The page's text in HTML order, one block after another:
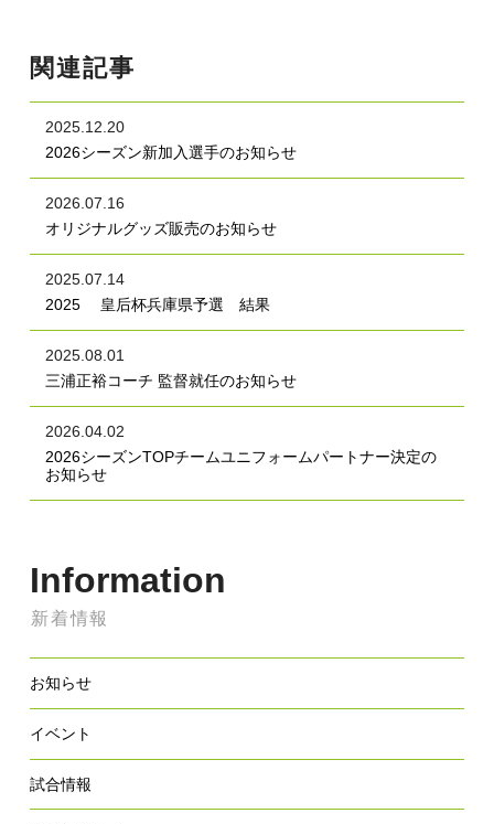
関連記事
2025.12.20
2026シーズン新加入選手のお知らせ
2026.07.16
オリジナルグッズ販売のお知らせ
2025.07.14
2025 皇后杯兵庫県予選 結果
2025.08.01
三浦正裕コーチ 監督就任のお知らせ
2026.04.02
2026シーズンTOPチームユニフォームパートナー決定の
お知らせ
Information
新着情報
お知らせ
イベント
試合情報